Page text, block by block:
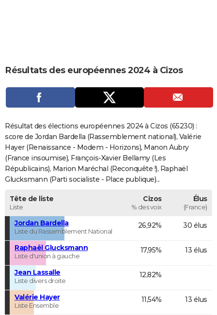
CARTE DE VOEUX
Carte de Noël
Carte Bonne année
Carte Saint-Valentin
Carte Pâques
Carte d'anniversaire
DICTIONNAIRE
Dictionnaire
Biographies
Citations
Expressions
Proverbes
PROGRAMME TV
COPAINS D'AVANT
S'inscrire
Se connecter
Lycées
Collèges
Primaires
Universités
Entreprises
Service militaire
Avis de recherche
AVIS DE DÉCÈS
FORUM
Résultats des européennes 2024 à Cizos
Résultat des élections européennes 2024 à Cizos (65230) :
score de Jordan Bardella (Rassemblement national), Valérie
Hayer (Renaissance - Modem - Horizons), Manon Aubry
(France insoumise), François-Xavier Bellamy (Les
Républicains), Marion Maréchal (Reconquête !), Raphaël
Glucksmann (Parti socialiste - Place publique)...
Tête de liste
Liste
Cizos
% des voix
Élus
(France)
Jordan Bardella
Liste du Rassemblement National
26,92% 30 élus
Raphaël Glucksmann
Liste d'union à gauche
17,95% 13 élus
Jean Lassalle
Liste divers droite
12,82%
Valérie Hayer
Liste Ensemble
11,54% 13 élus